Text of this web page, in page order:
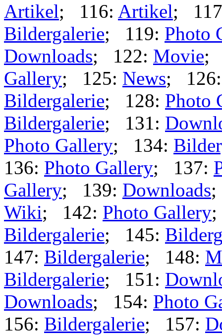
Artikel; 116: Artikel;
Bildergalerie; 119: Photo
Downloads; 122: Movie;
Gallery; 125: News;
Bildergalerie; 128: Photo
Bildergalerie; 131:
Photo Gallery; 134:
136: Photo Gallery; 137:
Gallery; 139: Downloads
Wiki; 142: Photo Gallery
Bildergalerie; 145:
147: Bildergalerie; 148:
Bildergalerie; 151:
Downloads; 154: Photo
156: Bildergalerie; 157: